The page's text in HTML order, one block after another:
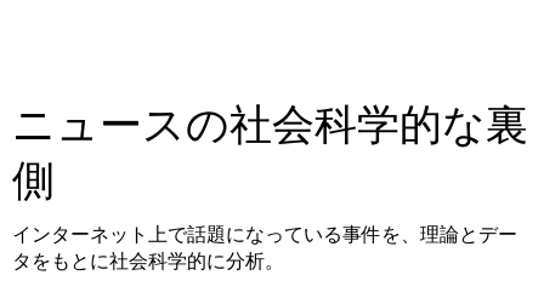
ニュースの社会科学的な裏
側
インターネット上で話題になっている事件を、理論とデー
タをもとに社会科学的に分析。